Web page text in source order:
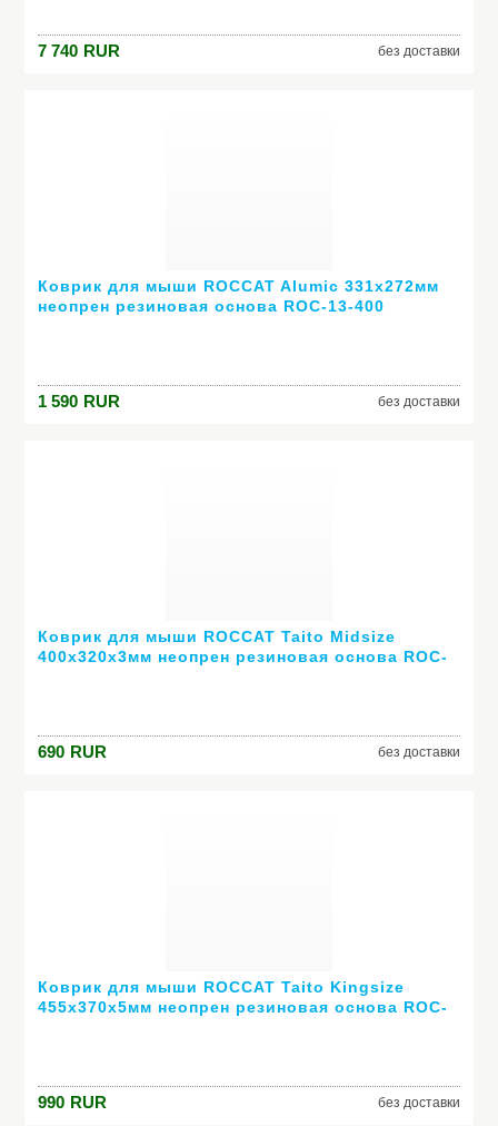
7 740 RUR без доставки
Коврик для мыши ROCCAT Alumic 331x272мм
неопрен резиновая основа ROC-13-400
1 590 RUR без доставки
Коврик для мыши ROCCAT Taito Midsize
400х320х3мм неопрен резиновая основа ROC-
690 RUR без доставки
Коврик для мыши ROCCAT Taito Kingsize
455х370x5мм неопрен резиновая основа ROC-
990 RUR без доставки